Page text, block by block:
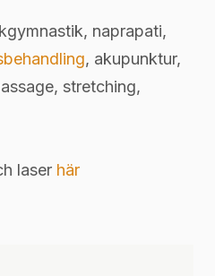
naprapati,
, akupunktur,
stretching,
laser här